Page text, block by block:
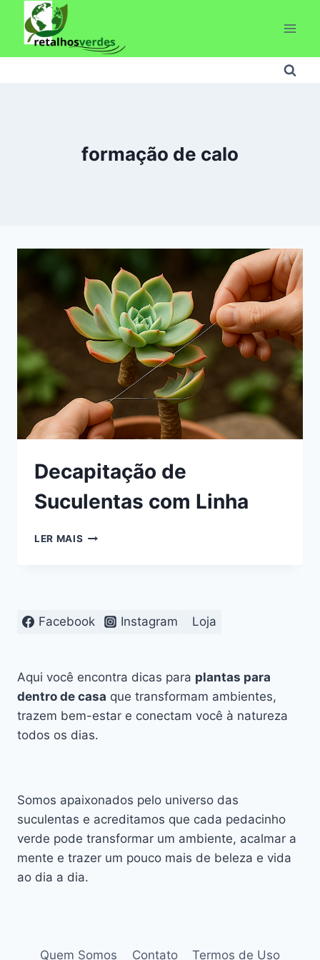
para
formação de calo
Decapitação de
Suculentas com Linha
LER MAIS DECAPITAÇÃO
Facebook Instagram Loja
Aqui você encontra dicas para plantas para
dentro de casa que transformam ambientes,
trazem bem-estar e conectam você à natureza
todos os dias.
Somos apaixonados pelo universo das
suculentas e acreditamos que cada pedacinho
verde pode transformar um ambiente, acalmar a
mente e trazer um pouco mais de beleza e vida
ao dia a dia.
Quem Somos Contato Termos de Uso